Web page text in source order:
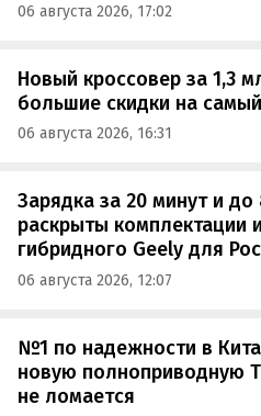
06 августа 2026, 17:02
Новый кроссовер за 1,3
большие скидки на
06 августа 2026, 16:31
Зарядка за 20 минут и до
раскрыты комплектации
гибридного Geely для
06 августа 2026, 12:07
№1 по надежности в
новую полноприводную
не ломается